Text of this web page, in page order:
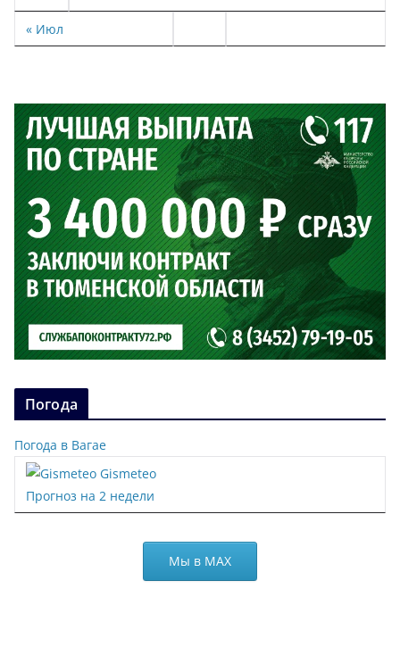
« Июл
Погода
Погода в Вагае
Gismeteo
Прогноз на 2 недели
Мы в МАХ